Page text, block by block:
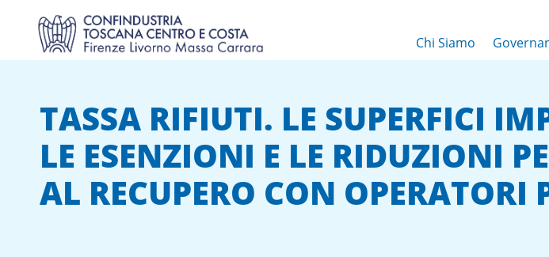
Chi Siamo
TASSA RIFIUTI. LE SUPERFICI
LE ESENZIONI E LE RIDUZIONI
AL RECUPERO CON OPERATORI